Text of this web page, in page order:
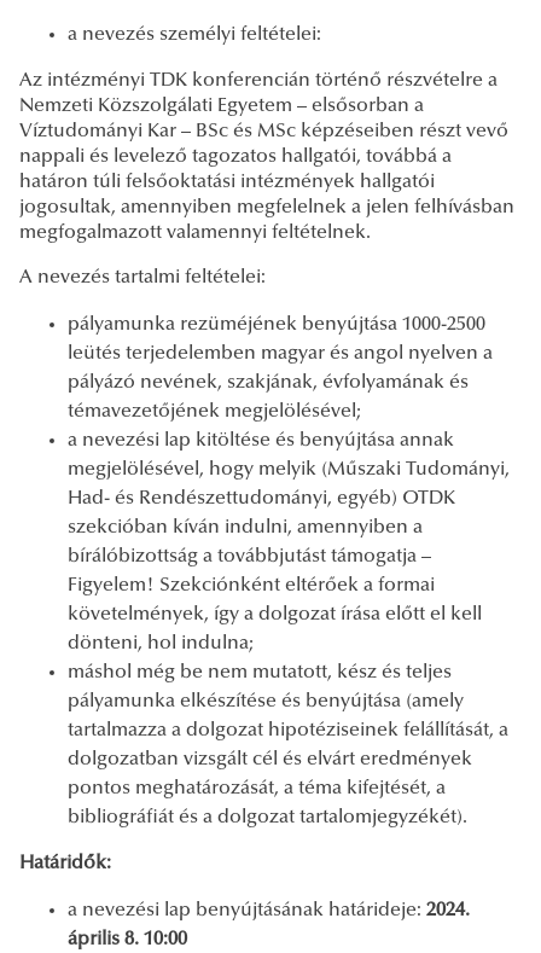
a nevezés személyi feltételei:
Az intézményi TDK konferencián történő részvételre a
Nemzeti Közszolgálati Egyetem – elsősorban a
Víztudományi Kar – BSc és MSc képzéseiben részt vevő
nappali és levelező tagozatos hallgatói, továbbá a
határon túli felsőoktatási intézmények hallgatói
jogosultak, amennyiben megfelelnek a jelen felhívásban
megfogalmazott valamennyi feltételnek.
A nevezés tartalmi feltételei:
pályamunka rezüméjének benyújtása 1000-2500
leütés terjedelemben magyar és angol nyelven a
pályázó nevének, szakjának, évfolyamának és
témavezetőjének megjelölésével;
a nevezési lap kitöltése és benyújtása annak
megjelölésével, hogy melyik (Műszaki Tudományi,
Had- és Rendészettudományi, egyéb) OTDK
szekcióban kíván indulni, amennyiben a
bírálóbizottság a továbbjutást támogatja –
Figyelem! Szekciónként eltérőek a formai
követelmények, így a dolgozat írása előtt el kell
dönteni, hol indulna;
máshol még be nem mutatott, kész és teljes
pályamunka elkészítése és benyújtása (amely
tartalmazza a dolgozat hipotéziseinek felállítását, a
dolgozatban vizsgált cél és elvárt eredmények
pontos meghatározását, a téma kifejtését, a
bibliográfiát és a dolgozat tartalomjegyzékét).
Határidők:
a nevezési lap benyújtásának határideje: 2024.
április 8. 10:00